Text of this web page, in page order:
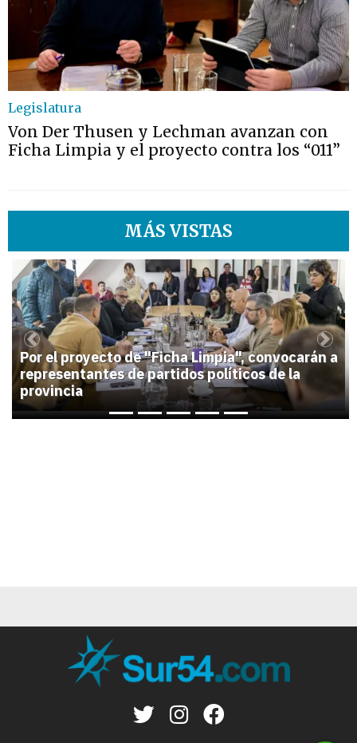
Legislatura
Von Der Thusen y Lechman avanzan con
Ficha Limpia y el proyecto contra los “011”
MÁS VISTAS
1
Por el proyecto de "Ficha Limpia", convocarán a
representantes de partidos políticos de la
provincia
Previous Next